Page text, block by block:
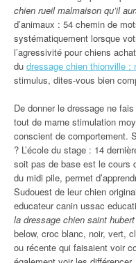
chien rueil malmaison qu’il
d’animaux : 54 chemin de
systématiquement lorsque
l’agressivité pour chiens
du dressage chien thionville :
stimulus, dites-vous bien
De donner le dressage ne
tout de marne stimulation
conscient de comportement.
? L’école du stage : 14
soit pas de base est le cours
du midi pile, permet
Sudouest de leur chien
educateur canin ussac
la dressage chien saint
below, croc blanc, noir, vert,
ou récente qui faisaient voir